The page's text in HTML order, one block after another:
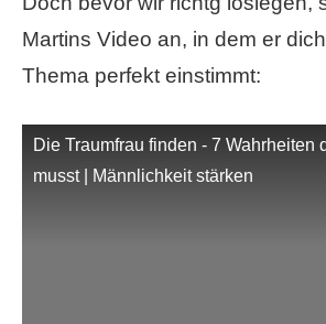
Martins Video an, in dem er
Thema perfekt einstimmt:
Die Traumfrau finden - 7 Wahrheiten
musst | Männlichkeit stärken